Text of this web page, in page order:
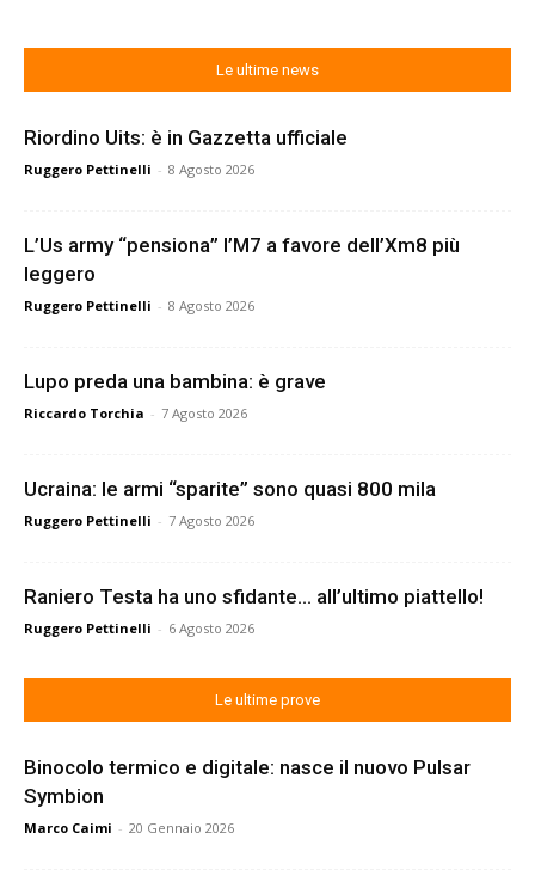
Le ultime news
Riordino Uits: è in Gazzetta ufficiale
Ruggero Pettinelli - 8 Agosto 2026
L’Us army “pensiona” l’M7 a favore dell’Xm8 più
leggero
Ruggero Pettinelli - 8 Agosto 2026
Lupo preda una bambina: è grave
Riccardo Torchia - 7 Agosto 2026
Ucraina: le armi “sparite” sono quasi 800 mila
Ruggero Pettinelli - 7 Agosto 2026
Raniero Testa ha uno sfidante… all’ultimo piattello!
Ruggero Pettinelli - 6 Agosto 2026
Le ultime prove
Binocolo termico e digitale: nasce il nuovo Pulsar
Symbion
Marco Caimi - 20 Gennaio 2026